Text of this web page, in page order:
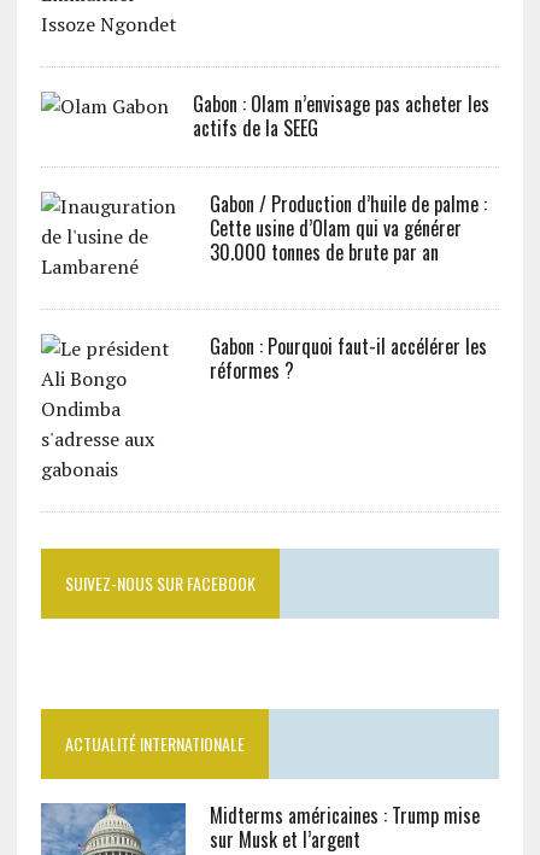
Gabon : Olam n’envisage pas acheter les
actifs de la SEEG
Gabon / Production d’huile de palme :
Cette usine d’Olam qui va générer
30.000 tonnes de brute par an
Gabon : Pourquoi faut-il accélérer les
réformes ?
SUIVEZ-NOUS SUR FACEBOOK
ACTUALITÉ INTERNATIONALE
Midterms américaines : Trump mise
sur Musk et l’argent